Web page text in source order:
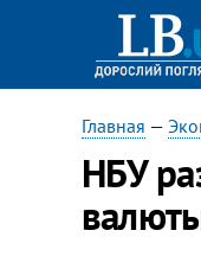
Главная —
НБУ